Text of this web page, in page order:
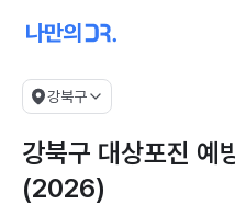
강북구
강북구 대상포진 예
(2026)